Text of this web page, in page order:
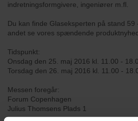
indretningsformgivere, ingeniører m.fl.
Du kan finde Glaseksperten på stand
andet se vores spændende
Tidspunkt:
Onsdag den 25. maj 2016 kl. 11.00 -
Torsdag den 26. maj 2016 kl. 11.00 -
Messen foregår:
Forum Copenhagen
Julius Thomsens Plads 1